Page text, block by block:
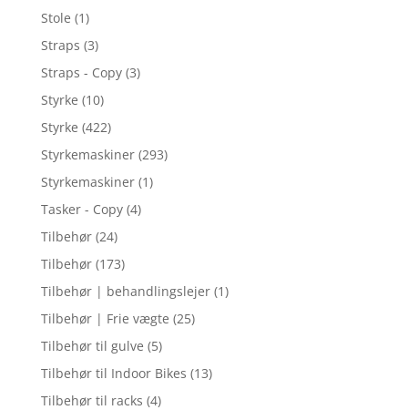
Stole (1)
Straps (3)
Straps - Copy (3)
Styrke (10)
Styrke (422)
Styrkemaskiner (293)
Styrkemaskiner (1)
Tasker - Copy (4)
Tilbehør (24)
Tilbehør (173)
Tilbehør | behandlingslejer (1)
Tilbehør | Frie vægte (25)
Tilbehør til gulve (5)
Tilbehør til Indoor Bikes (13)
Tilbehør til racks (4)